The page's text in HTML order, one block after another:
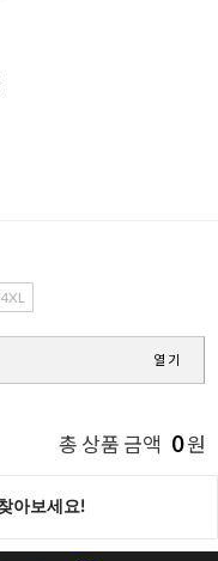
4XL
열기
총 상품 금액 0원